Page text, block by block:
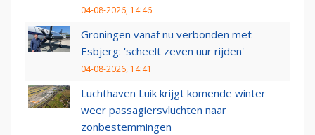
04-08-2026, 14:46
Groningen vanaf nu verbonden met
Esbjerg: 'scheelt zeven uur rijden'
04-08-2026, 14:41
Luchthaven Luik krijgt komende winter
weer passagiersvluchten naar
zonbestemmingen